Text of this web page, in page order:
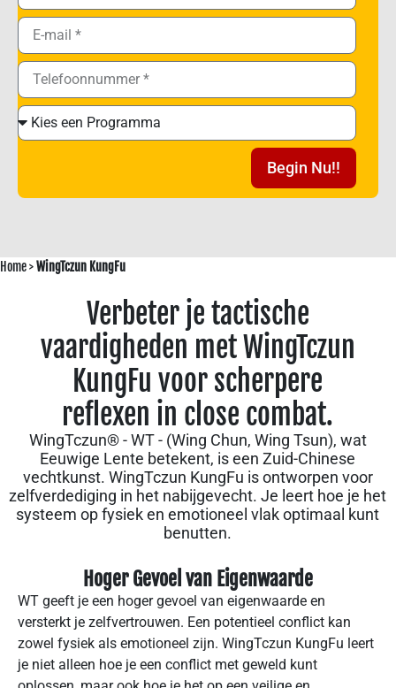
Begin Nu!!
Home>WingTczun KungFu
Verbeter je tactische
vaardigheden met WingTczun
KungFu voor scherpere
reflexen in close combat.
WingTczun® - WT - (Wing Chun, Wing Tsun), wat
Eeuwige Lente betekent, is een Zuid-Chinese
vechtkunst. WingTczun KungFu is ontworpen voor
zelfverdediging in het nabijgevecht. Je leert hoe je het
systeem op fysiek en emotioneel vlak optimaal kunt
benutten.
Hoger Gevoel van Eigenwaarde
WT geeft je een hoger gevoel van eigenwaarde en
versterkt je zelfvertrouwen. Een potentieel conflict kan
zowel fysiek als emotioneel zijn. WingTczun KungFu leert
je niet alleen hoe je een conflict met geweld kunt